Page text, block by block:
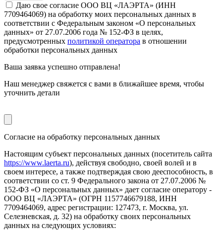
Даю свое согласие ООО ВЦ «ЛАЭРТА» (ИНН
7709464069) на обработку моих персональных данных в
соответствии с Федеральным законом «О персональных
данных» от 27.07.2006 года № 152-ФЗ в целях,
предусмотренных политикой оператора в отношении
обработки персональных данных
Ваша заявка успешно отправлена!
Наш менеджер свяжется с вами в ближайшее время, чтобы
уточнить детали
Согласие на обработку персональных данных
Настоящим субъект персональных данных (посетитель сайта
https://www.laerta.ru), действуя свободно, своей волей и в
своем интересе, а также подтверждая свою дееспособность, в
соответствии со ст. 9 Федерального закона от 27.07.2006 №
152-ФЗ «О персональных данных» дает согласие оператору -
ООО ВЦ «ЛАЭРТА» (ОГРН 1157746679188, ИНН
7709464069, адрес регистрации: 127473, г. Москва, ул.
Селезневская, д. 32) на обработку своих персональных
данных на следующих условиях: